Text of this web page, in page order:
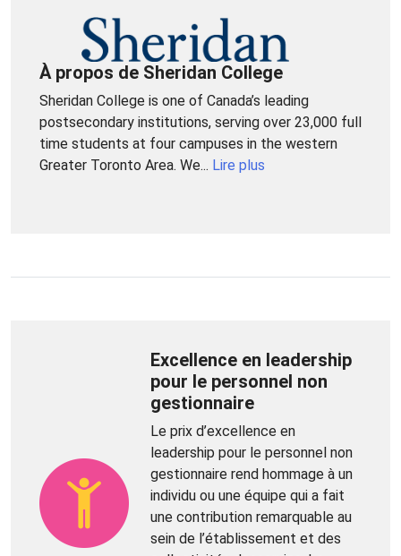
À propos de Sheridan College
Sheridan College is one of Canada’s leading
postsecondary institutions, serving over 23,000 full
time students at four campuses in the western
Greater Toronto Area. We... Lire plus
Excellence en leadership
pour le personnel non
gestionnaire
Le prix d’excellence en
leadership pour le personnel non
gestionnaire rend hommage à un
individu ou une équipe qui a fait
une contribution remarquable au
sein de l’établissement et des